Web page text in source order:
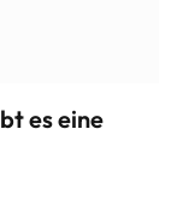
es eine